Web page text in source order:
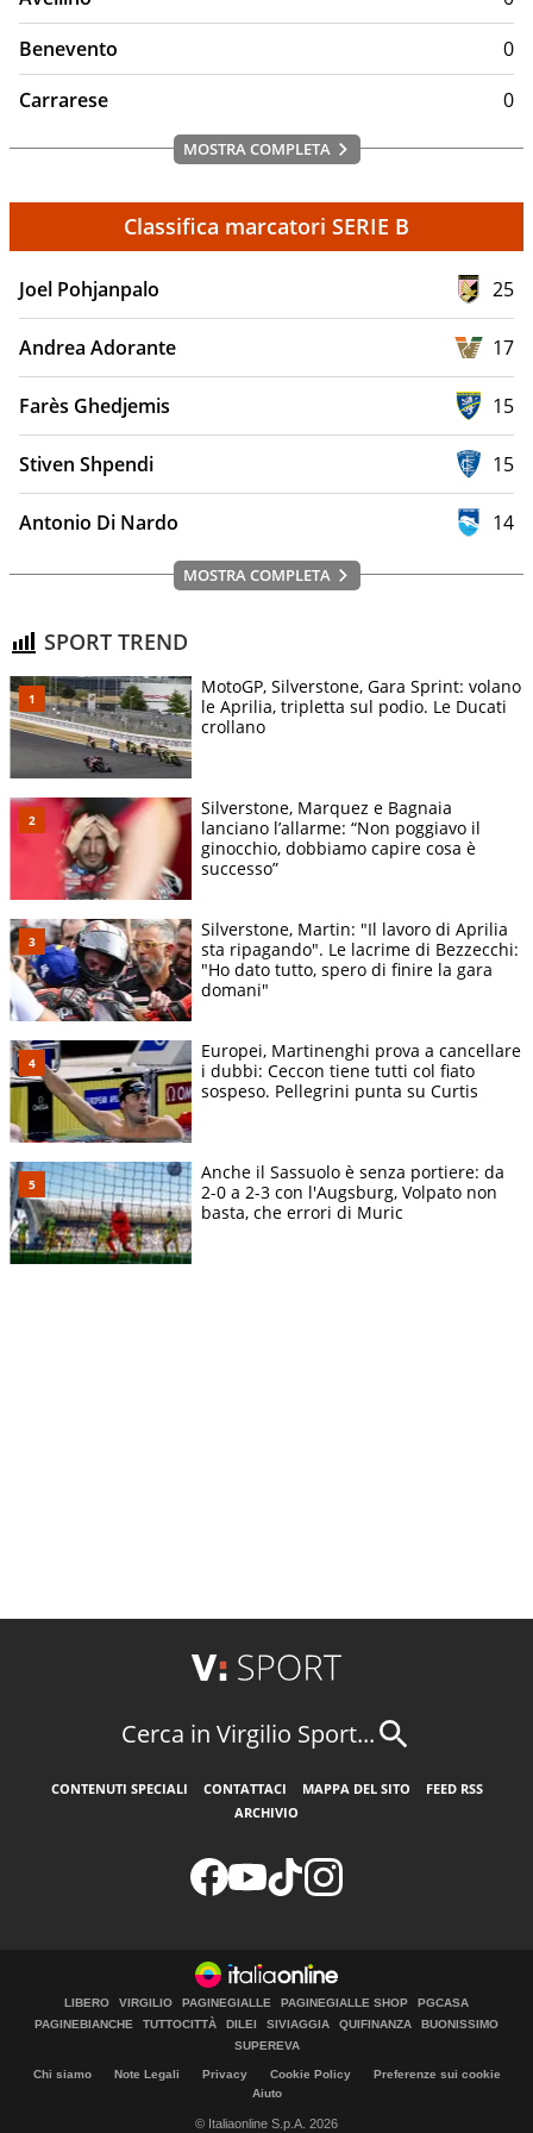
Campionato di Serie A:
Coppa Italia:4
Supercoppa Italiana:
Benevento
0
Carrarese
0
MOSTRA COMPLETA
Classifica marcatori SERIE B
Joel Pohjanpalo 25
Andrea Adorante 17
Farès Ghedjemis 15
Stiven Shpendi 15
Antonio Di Nardo 14
MOSTRA COMPLETA
SPORT TREND
MotoGP, Silverstone, Gara Sprint: volano
le Aprilia, tripletta sul podio. Le Ducati
crollano
Silverstone, Marquez e Bagnaia
lanciano l’allarme: “Non poggiavo il
ginocchio, dobbiamo capire cosa è
successo”
Silverstone, Martin: "Il lavoro di Aprilia
sta ripagando". Le lacrime di Bezzecchi:
"Ho dato tutto, spero di finire la gara
domani"
Europei, Martinenghi prova a cancellare
i dubbi: Ceccon tiene tutti col fiato
sospeso. Pellegrini punta su Curtis
Anche il Sassuolo è senza portiere: da
2-0 a 2-3 con l'Augsburg, Volpato non
basta, che errori di Muric
Cerca in Virgilio Sport...
CONTENUTI SPECIALI CONTATTACI MAPPA DEL SITO
FEED RSS
ARCHIVIO
LIBERO VIRGILIO PAGINEGIALLE PAGINEGIALLE SHOP
PGCASA
PAGINEBIANCHE
TUTTOCITTÀ DILEI SIVIAGGIA QUIFINANZA
BUONISSIMO
SUPEREVA
Chi siamo Note Legali Privacy Cookie Policy
Preferenze sui cookie
Aiuto
© Italiaonline S.p.A. 2026